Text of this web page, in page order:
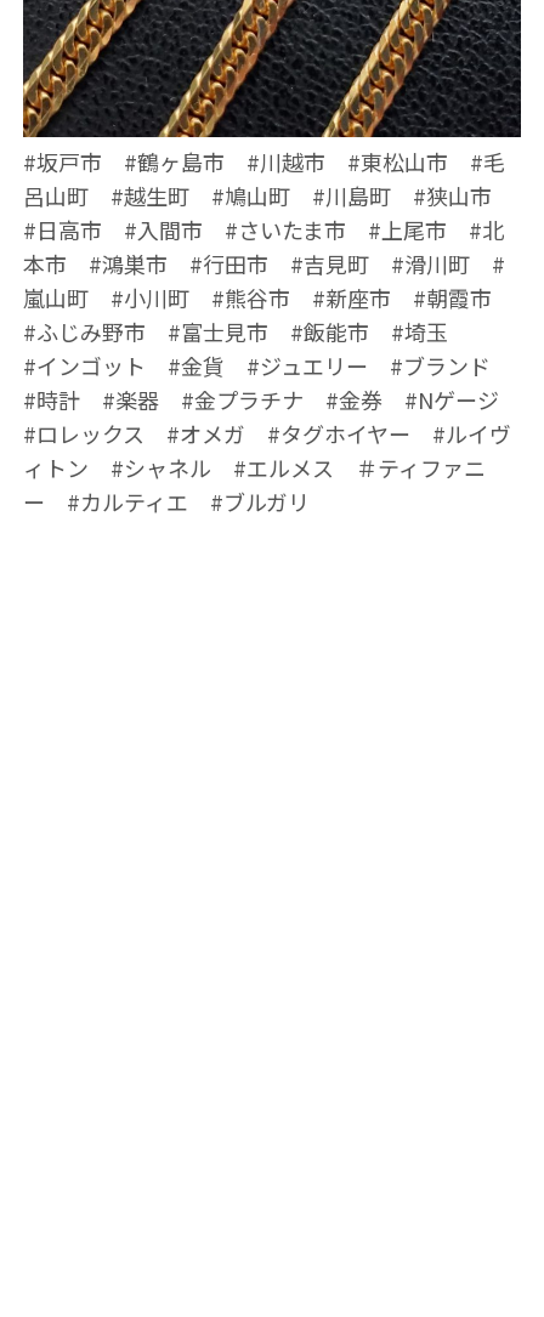
#坂戸市 #鶴ヶ島市 #川越市 #東松山市 #毛
呂山町 #越生町 #鳩山町 #川島町 #狭山市
#日高市 #入間市 #さいたま市 #上尾市 #北
本市 #鴻巣市 #行田市 #吉見町 #滑川町 #
嵐山町 #小川町 #熊谷市 #新座市 #朝霞市
#ふじみ野市 #富士見市 #飯能市 #埼玉
#インゴット #金貨 #ジュエリー #ブランド
#時計 #楽器 #金プラチナ #金券 #Nゲージ
#ロレックス #オメガ #タグホイヤー #ルイヴ
ィトン #シャネル #エルメス ＃ティファニ
ー #カルティエ #ブルガリ